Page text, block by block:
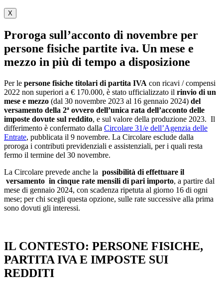
X
Proroga sull’acconto di novembre per
persone fisiche partite iva. Un mese e
mezzo in più di tempo a disposizione
Per le persone fisiche titolari di partita IVA con ricavi / compensi
2022 non superiori a € 170.000, è stato ufficializzato il rinvio di un
mese e mezzo (dal 30 novembre 2023 al 16 gennaio 2024) del
versamento della 2ª ovvero dell’unica rata dell’acconto delle
imposte dovute sul reddito, e sul valore della produzione 2023. Il
differimento è confermato dalla Circolare 31/e dell’Agenzia delle
Entrate, pubblicata il 9 novembre. La Circolare esclude dalla
proroga i contributi previdenziali e assistenziali, per i quali resta
fermo il termine del 30 novembre.
La Circolare prevede anche la possibilità di effettuare il
versamento in cinque rate mensili di pari importo, a partire dal
mese di gennaio 2024, con scadenza ripetuta al giorno 16 di ogni
mese; per chi scegli questa opzione, sulle rate successive alla prima
sono dovuti gli interessi.
IL CONTESTO: PERSONE FISICHE,
PARTITA IVA E IMPOSTE SUI
REDDITI